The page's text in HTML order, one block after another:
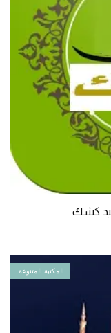
كشك
المكتبة المتنوعة